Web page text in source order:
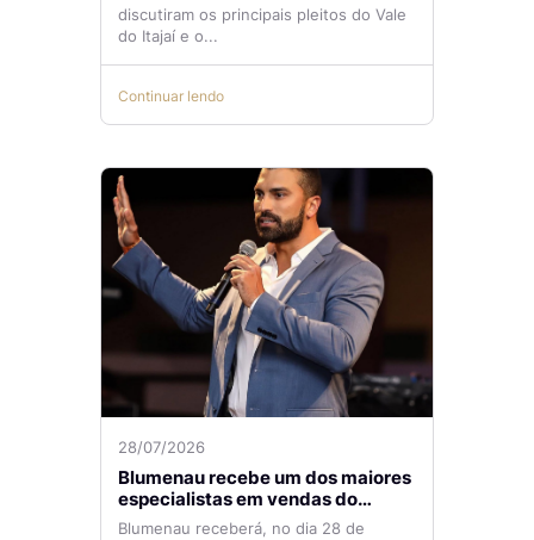
temas de reunião na ACIB
discutiram os principais pleitos do Vale
do Itajaí e o...
Continuar lendo
28/07/2026
Blumenau recebe um dos maiores
especialistas em vendas do
mercado imobiliário
Blumenau receberá, no dia 28 de